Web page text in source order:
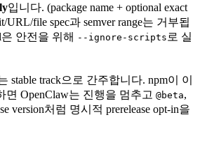
입니다. (package name + optional exact
URL/file spec과 semver range는 거부됩
은 안전을 위해 --ignore-scripts 로 실
stable track으로 간주합니다. npm이 이
면 OpenClaw는 진행을 멈추고 @beta,
version처럼 명시적 prerelease opt-in을